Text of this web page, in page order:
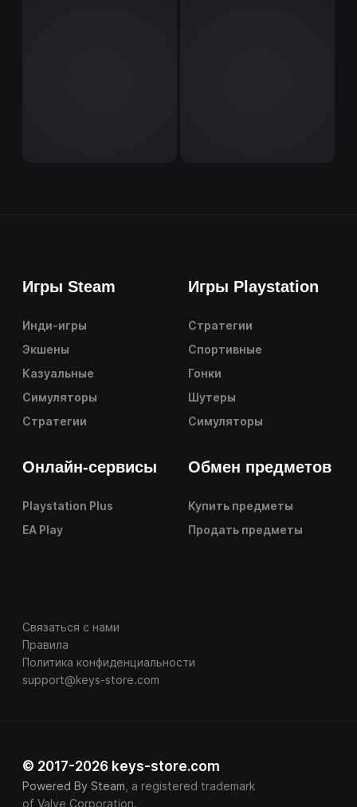
Игры Steam
Инди-игры
Экшены
Казуальные
Симуляторы
Стратегии
Игры Playstation
Стратегии
Спортивные
Гонки
Шутеры
Симуляторы
Онлайн-сервисы
Playstation Plus
EA Play
Обмен предметов
Купить предметы
Продать предметы
Связаться с нами
Правила
Политика конфиденциальности
support@keys-store.com
© 2017-2026 keys-store.com
Powered By Steam , a registered trademark
of Valve Corporation.